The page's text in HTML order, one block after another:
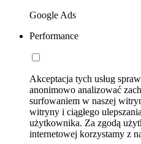
Google Ads
Performance
Akceptacja tych usług
anonimowo analizować
surfowaniem w naszej
witryny i ciągłego
użytkownika. Za zgodą
internetowej korzystamy z